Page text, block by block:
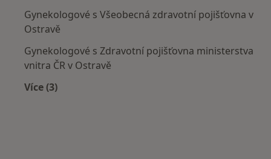
Gynekologové s Všeobecná zdravotní pojišťovna v
Ostravě
Gynekologové s Zdravotní pojišťovna ministerstva
vnitra ČR v Ostravě
Více (3)